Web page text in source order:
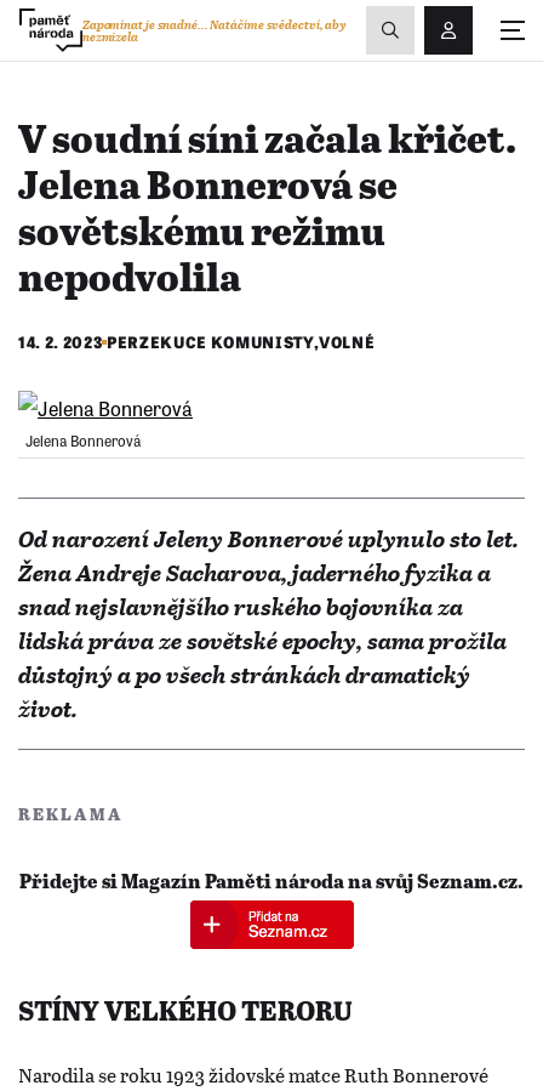
Přihlášení/
Zapomínat je snadné...Natáčíme svědectví, aby
nezmizela
Zobrazit
vyhledávání
V soudní síni začala křičet.
Jelena Bonnerová se
sovětskému režimu
nepodvolila
14. 2. 2023 PERZEKUCE KOMUNISTY,VOLNÉ
Jelena Bonnerová
Od narození Jeleny Bonnerové uplynulo sto let.
Žena Andreje Sacharova, jaderného fyzika a
snad nejslavnějšího ruského bojovníka za
lidská práva ze sovětské epochy, sama prožila
důstojný a po všech stránkách dramatický
život.
REKLAMA
Přidejte si Magazín Paměti národa na svůj Seznam.cz.
STÍNY VELKÉHO TERORU
Narodila se roku 1923 židovské matce Ruth Bonnerové